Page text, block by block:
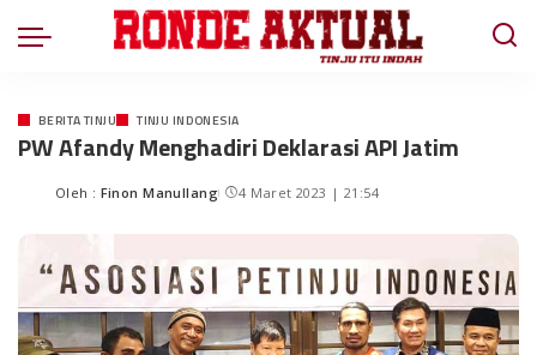
BERITA TINJU TINJU INDONESIA
PW Afandy Menghadiri Deklarasi API Jatim
Oleh : Finon Manullang 4 Maret 2023 | 21:54